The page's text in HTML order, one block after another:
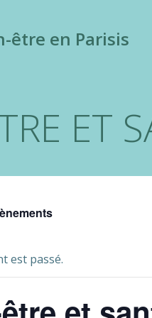
être en Parisis
ET
est passé.